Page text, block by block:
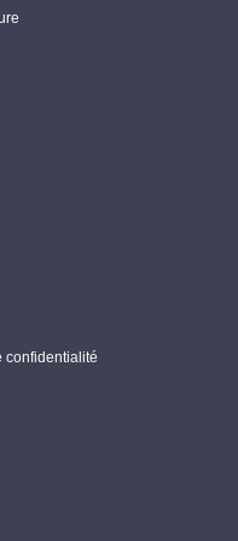
confidentialité